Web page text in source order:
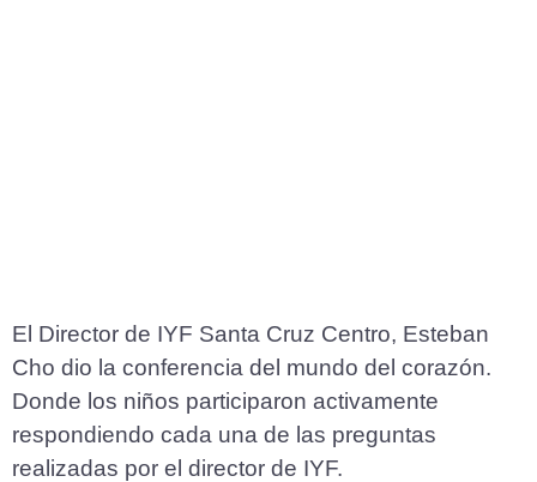
El Director de IYF Santa Cruz Centro, Esteban
Cho dio la conferencia del mundo del corazón.
Donde los niños participaron activamente
respondiendo cada una de las preguntas
realizadas por el director de IYF.